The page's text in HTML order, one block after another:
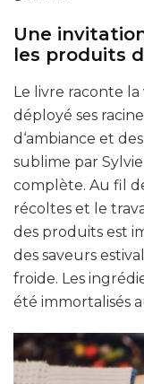
Une
les produits
Le livre raconte la
déployé ses
d‘ambiance et
sublime par
complète. Au fil
récoltes et le
des produits est
des saveurs
froide. Les
été immortalisés